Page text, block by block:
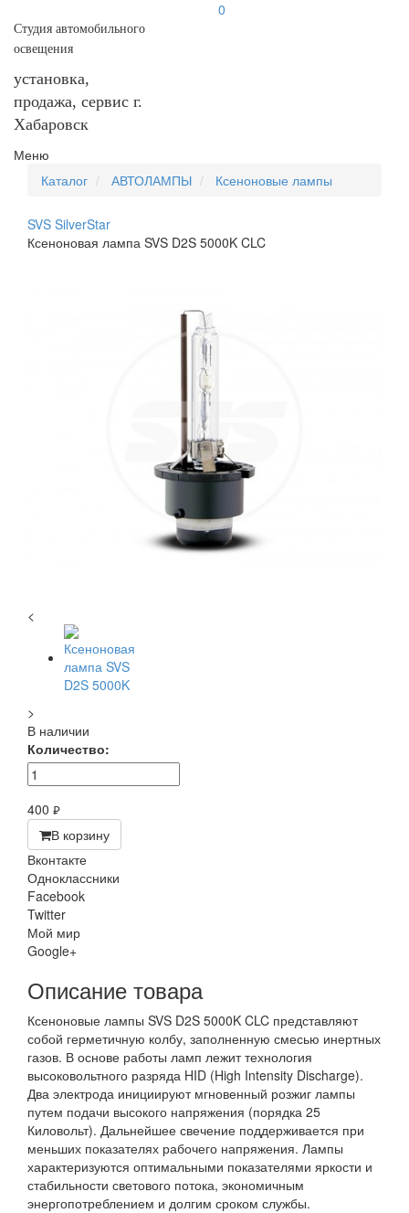
Студия автомобильного
освещения
установка,
продажа, сервис г.
Хабаровск
0
Меню
Каталог
АВТОЛАМПЫ Ксеноновые лампы
SVS SilverStar
Ксеноновая лампа SVS D2S 5000K CLC
<
>
В наличии
Количество:
400 руб.
В корзину
Вконтакте
Одноклассники
Facebook
Twitter
Мой мир
Google+
Описание товара
Ксеноновые лампы SVS D2S 5000K CLC представляют
собой герметичную колбу, заполненную смесью инертных
газов. В основе работы ламп лежит технология
высоковольтного разряда HID (High Intensity Discharge).
Два электрода инициируют мгновенный розжиг лампы
путем подачи высокого напряжения (порядка 25
Киловольт). Дальнейшее свечение поддерживается при
меньших показателях рабочего напряжения. Лампы
характеризуются оптимальными показателями яркости и
стабильности светового потока, экономичным
энергопотреблением и долгим сроком службы.